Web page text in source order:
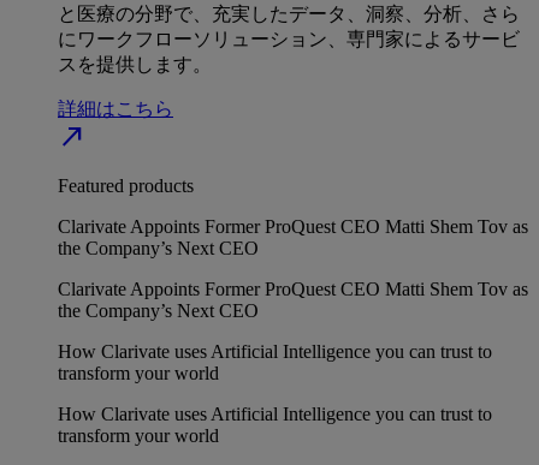
と医療の分野で、充実したデータ、洞察、分析、さら
にワークフローソリューション、専門家によるサービ
スを提供します。
詳細はこちら
north_east
Featured products
Clarivate Appoints Former ProQuest CEO Matti Shem Tov as
the Company’s Next CEO
Clarivate Appoints Former ProQuest CEO Matti Shem Tov as
the Company’s Next CEO
How Clarivate uses Artificial Intelligence you can trust to
transform your world
How Clarivate uses Artificial Intelligence you can trust to
transform your world